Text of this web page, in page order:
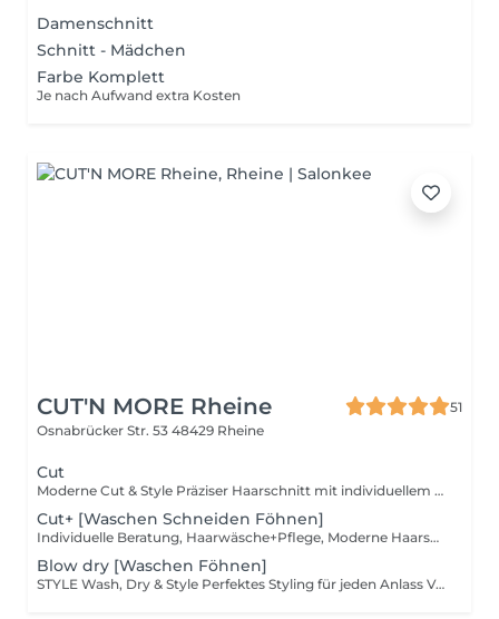
Damenschnitt
Schnitt - Mädchen
Farbe Komplett
Je nach Aufwand extra Kosten
CUT'N MORE Rheine
51
Osnabrücker Str. 53 48429 Rheine
Cut
Moderne Cut & Style Präziser Haarschnitt mit individuellem Styling modern, typgerecht und mit den besten Produkten von Paul Mitchell.
Cut+ [Waschen Schneiden Föhnen]
Individuelle Beratung, Haarwäsche+Pflege, Moderne Haarschnitt und Styling
Blow dry [Waschen Föhnen]
STYLE Wash, Dry & Style Perfektes Styling für jeden Anlass Volumen, Glanz und Halt mit Paul Mitchell Finishing-